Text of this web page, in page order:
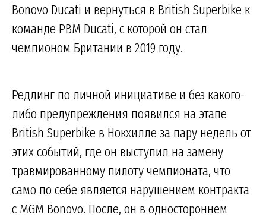
Bonovo Ducati и вернуться в British Superbike к
команде PBM Ducati, с которой он стал
чемпионом Британии в 2019 году.
Реддинг по личной инициативе и без какого-
либо предупреждения появился на этапе
British Superbike в Нокхилле за пару недель от
этих событий, где он выступил на замену
травмированному пилоту чемпионата, что
само по себе является нарушением контракта
с MGM Bonovo. После, он в одностороннем